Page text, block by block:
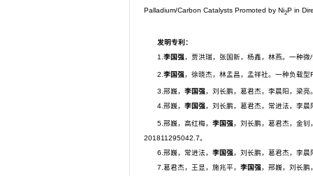
Palladium/Carbon Catalysts Promoted by Ni2P in
发明专利：
1.李国强，贾洪瑞，张国新，杨鑫，林燕。一种微
2.李国强，徐晓杰，林孟昌，孟祥社。一种负载型
3.邢巍，李国强，刘长鹏，葛君杰，李晨阳，梁
4.邢巍，李国强，刘长鹏，葛君杰，常进法，李
5.邢巍，高红梅，李国强，刘长鹏，葛君杰，金
201811295042.7。
6.邢巍，常进法，李国强，刘长鹏，葛君杰，李
7.葛君杰，王显，施兆平，李国强，邢巍，刘长